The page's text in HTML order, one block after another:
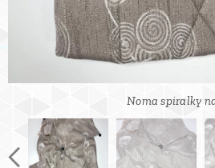
Noma spiralky
Noma spiralky
Noma spiralky
Noma spiralky